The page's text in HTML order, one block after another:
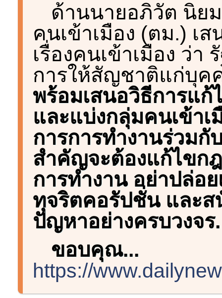
ด้านนายอภิวัต นิย
คนเข้าเมือง (ตม.) เ
เรื่องคนเข้าเมือง ว่า
การให้สัญชาติแก่บุค
พร้อมเสนอวิธีการแ
และแบ่งกลุ่มคนเข้า
การการทำงานร่วมกั
สำคัญจะต้องแก้ไขก
การทำงาน อย่าปล่อ
ทุจริตคอรัปชั่น และ
ปัญหาอย่างครบวงจร.
ขอบคุณ...
https://